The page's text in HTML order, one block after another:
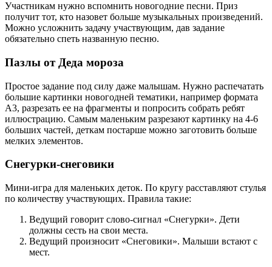
Участникам нужно вспомнить новогодние песни. Приз
получит тот, кто назовет больше музыкальных произведений.
Можно усложнить задачу участвующим, дав задание
обязательно спеть названную песню.
Пазлы от Деда мороза
Простое задание под силу даже малышам. Нужно распечатать
большие картинки новогодней тематики, например формата
А3, разрезать ее на фрагменты и попросить собрать ребят
иллюстрацию. Самым маленьким разрезают картинку на 4-6
больших частей, деткам постарше можно заготовить больше
мелких элементов.
Снегурки-снеговики
Мини-игра для маленьких деток. По кругу расставляют стулья
по количеству участвующих. Правила такие:
Ведущий говорит слово-сигнал «Снегурки». Дети
должны сесть на свои места.
Ведущий произносит «Снеговики». Малыши встают с
мест.